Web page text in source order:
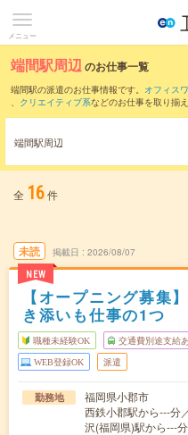
メニュー
端間駅周辺のお仕事一覧
端間駅の派遣のお仕事情報です。 オフィス
、 クリエイティブ系などのお仕事を取り揃
また、鳥栖駅
もご確認いただけます。
端間駅周辺
全 16件
未読
NEW
掲載日 2026/08/07
【オープニング募集
き添いも仕事の1つ
職種未経験OK 交通費別途支給
WEB登録OK 派遣
勤務地
福岡県小郡市
西鉄小郡駅から---分
沢(福岡県)駅から---分